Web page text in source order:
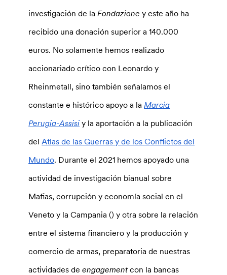
investigación de laFondazione y este año ha
recibido una donación superior a 140.000
euros. No solamente hemos realizado
accionariado crítico con Leonardo y
Rheinmetall, sino también señalamos el
constante e histórico apoyo a laMarcia
Perugia-Assisi y la aportación a la publicación
delAtlas de las Guerras y de los Conflictos del
Mundo. Durante el 2021 hemos apoyado una
actividad de investigación bianual sobre
Mafias, corrupción y economía social en el
Veneto y la Campania () y otra sobre la relación
entre el sistema financiero y la producción y
comercio de armas, preparatoria de nuestras
actividades deengagement con la bancas